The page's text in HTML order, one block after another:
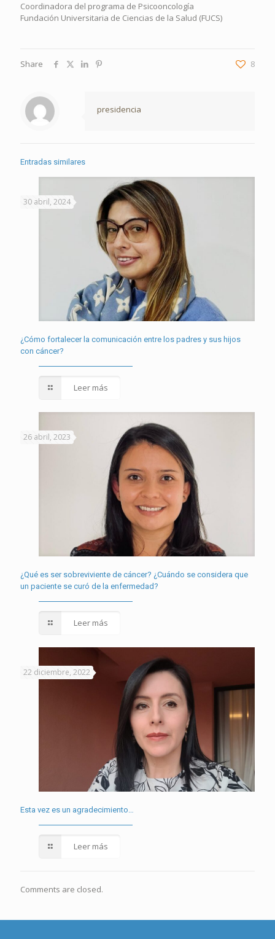
Coordinadora del programa de Psicooncología
Fundación Universitaria de Ciencias de la Salud (FUCS)
Share 8
presidencia
Entradas similares
30 abril, 2024
¿Cómo fortalecer la comunicación entre los padres y sus hijos
con cáncer?
Leer más
26 abril, 2023
¿Qué es ser sobreviviente de cáncer? ¿Cuándo se considera que
un paciente se curó de la enfermedad?
Leer más
22 diciembre, 2022
Esta vez es un agradecimiento…
Leer más
Comments are closed.